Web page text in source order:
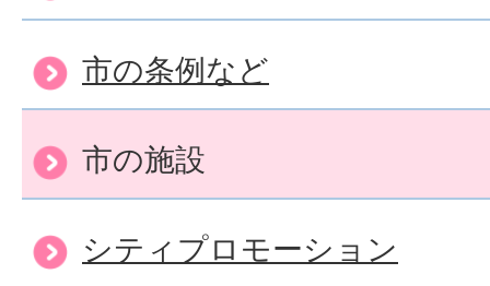
市の条例など
市の施設
シティプロモーション